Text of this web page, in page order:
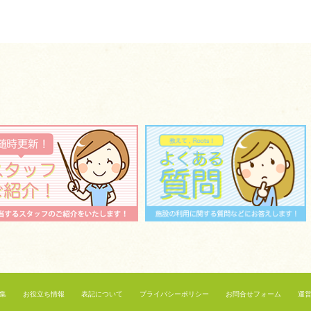
お役立ち情報 表記について プライバシーポリシー お問合せフォーム 運